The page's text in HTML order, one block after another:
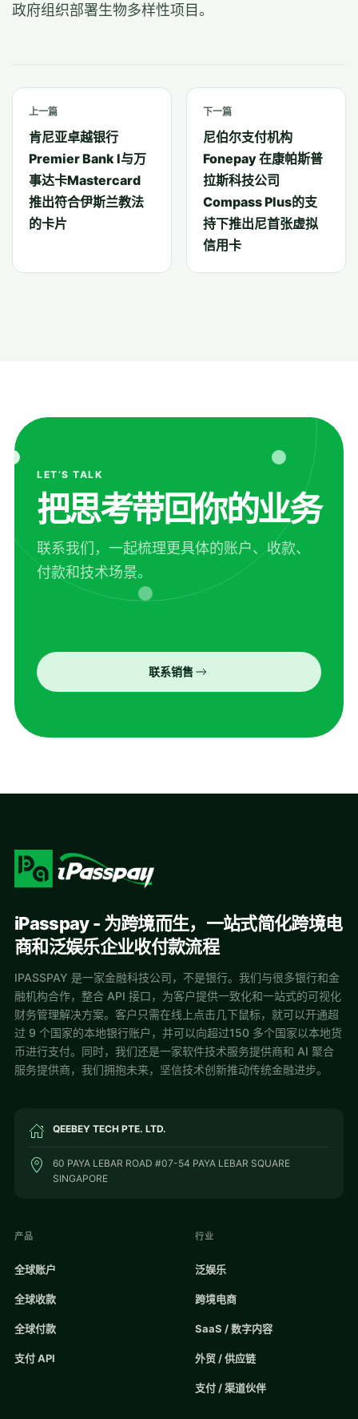
政府组织部署生物多样性项目。
上一篇
肯尼亚卓越银行
Premier Bank l与万
事达卡Mastercard
推出符合伊斯兰教法
的卡片
下一篇
尼伯尔支付机构
Fonepay 在康帕斯普
拉斯科技公司
Compass Plus的支
持下推出尼首张虚拟
信用卡
LET’S TALK
把思考带回你的业务
联系我们，一起梳理更具体的账户、收款、
付款和技术场景。
联系销售
iPasspay - 为跨境而生，一站式简化跨境电
商和泛娱乐企业收付款流程
IPASSPAY 是一家金融科技公司，不是银行。我们与很多银行和金
融机构合作，整合 API 接口，为客户提供一致化和一站式的可视化
财务管理解决方案。客户只需在线上点击几下鼠标，就可以开通超
过 9 个国家的本地银行账户，并可以向超过150 多个国家以本地货
币进行支付。同时，我们还是一家软件技术服务提供商和 AI 聚合
服务提供商，我们拥抱未来，坚信技术创新推动传统金融进步。
QEEBEY TECH PTE. LTD.
60 PAYA LEBAR ROAD #07-54 PAYA LEBAR SQUARE
SINGAPORE
产品
全球账户
全球收款
全球付款
支付 API
行业
泛娱乐
跨境电商
SaaS / 数字内容
外贸 / 供应链
支付 / 渠道伙伴